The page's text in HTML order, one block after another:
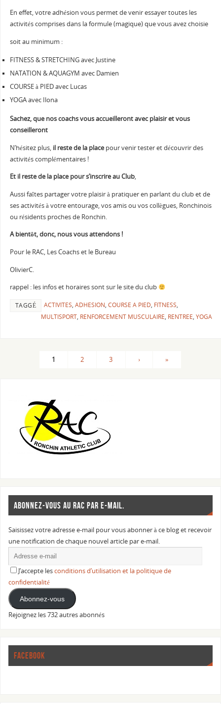
En effet, votre adhésion vous permet de venir essayer toutes les
activités comprises dans la formule (magique) que vous avez choisie
soit au minimum :
FITNESS & STRETCHING avec Justine
NATATION & AQUAGYM avec Damien
COURSE à PIED avec Lucas
YOGA avec Ilona
Sachez, que nos coachs vous accueilleront avec plaisir et vous
conseilleront
N’hésitez plus, il reste de la place pour venir tester et découvrir des
activités complémentaires !
Et il reste de la place pour s’inscrire au Club,
Aussi faîtes partager votre plaisir à pratiquer en parlant du club et de
ses activités à votre entourage, vos amis ou vos collègues, Ronchinois
ou résidents proches de Ronchin.
A bientôt, donc, nous vous attendons !
Pour le RAC, Les Coachs et le Bureau
OlivierC.
rappel : les infos et horaires sont sur le site du club
TAGGÉ ACTIVITES,ADHESION,COURSE A PIED, FITNESS,
MULTISPORT, RENFORCEMENT MUSCULAIRE, RENTREE,YOGA
1 2 3 › »
ABONNEZ-VOUS AU RAC PAR E-MAIL.
Saisissez votre adresse e-mail pour vous abonner à ce blog et recevoir
une notification de chaque nouvel article par e-mail.
J’accepte lesconditions d’utilisation et la politique de
confidentialité
Abonnez-vous
Rejoignez les 732 autres abonnés
FACEBOOK